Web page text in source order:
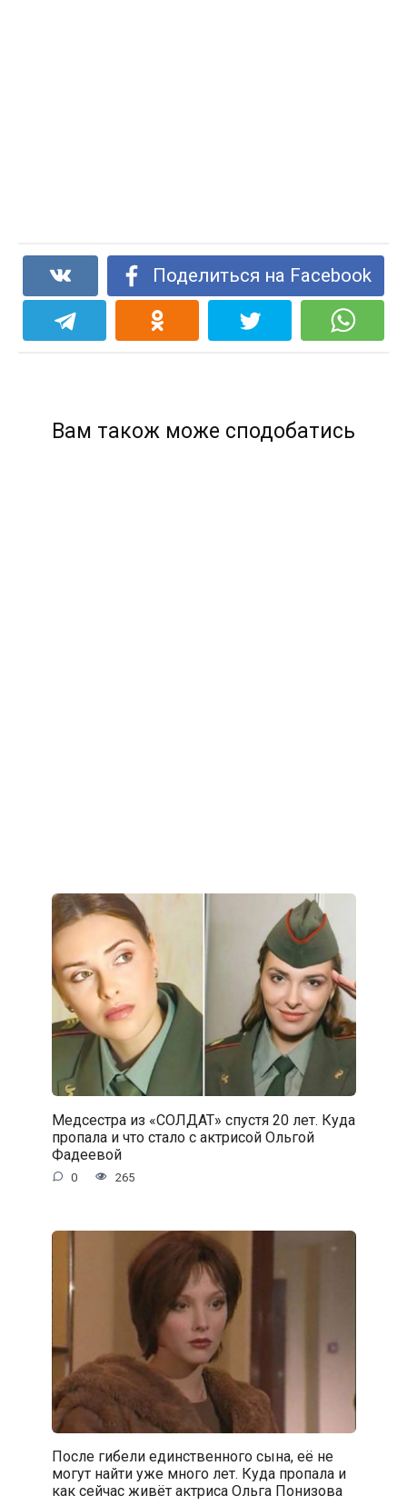
Поделиться на Facebook
Вам також може сподобатись
Медсестра из «СОЛДАТ» спустя 20 лет. Куда
пропала и что стало с актрисой Ольгой
Фадеевой
0 265
После гибели единственного сына, её не
могут найти уже много лет. Куда пропала и
как сейчас живёт актриса Ольга Понизова